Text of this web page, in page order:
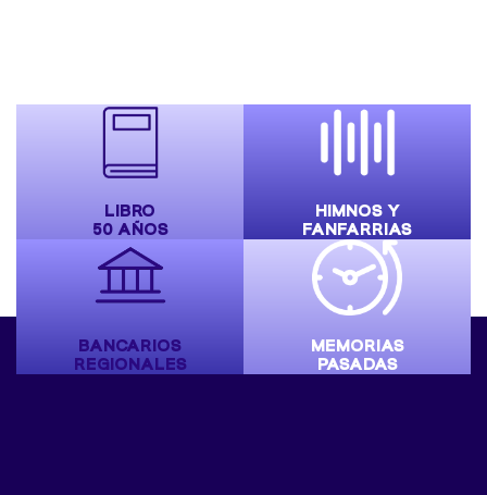
LIBRO
50 AÑOS
HIMNOS Y
FANFARRIAS
BANCARIOS
REGIONALES
MEMORIAS
PASADAS